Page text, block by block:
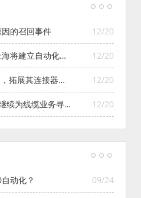
12/20
的召回事件
12/20
将建立自动化智
12/20
拓展其连接器系
12/20
续为线缆业务寻找
09/24
动化？